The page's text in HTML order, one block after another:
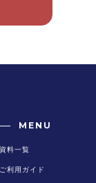
MENU
資料一覧
ご利用ガイド